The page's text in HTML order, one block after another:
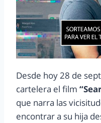
Desde hoy 28 de
cartelera el film
que narra las
encontrar a su hija